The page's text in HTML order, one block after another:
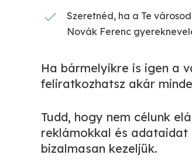
Szeretnéd, ha a Te
Novák Ferenc
Ha bármelyikre is igen a
feliratkozhatsz akár
Tudd, hogy nem célunk
reklámokkal és adataidat
bizalmasan kezeljük.